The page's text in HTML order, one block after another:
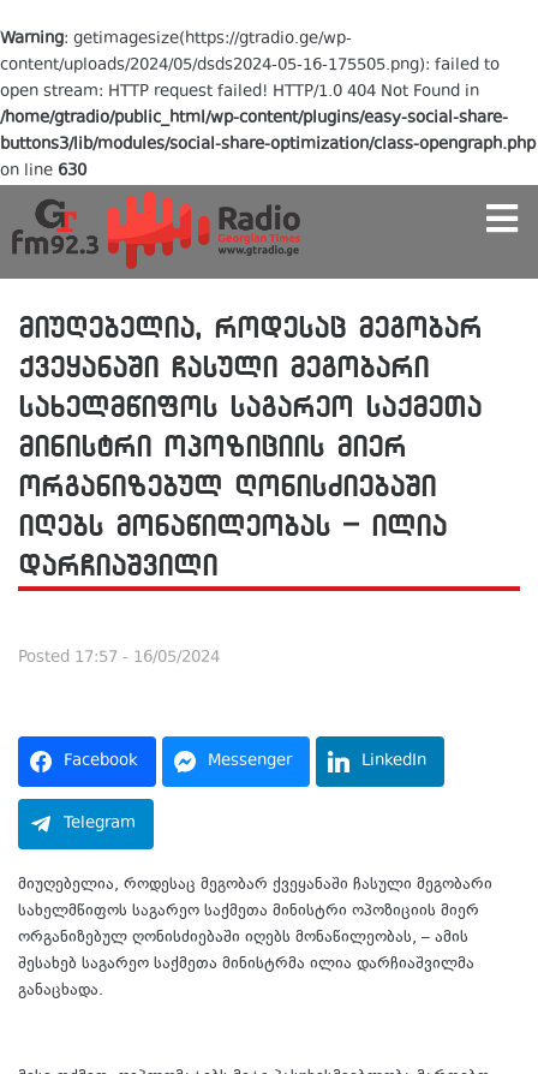
Warning: getimagesize(https://gtradio.ge/wp-
content/uploads/2024/05/dsds2024-05-16-175505.png): failed to
open stream: HTTP request failed! HTTP/1.0 404 Not Found in
/home/gtradio/public_html/wp-content/plugins/easy-social-share-
buttons3/lib/modules/social-share-optimization/class-opengraph.php
on line 630
მიუღებელია, როდესაც მეგობარ
ქვეყანაში ჩასული მეგობარი
სახელმწიფოს საგარეო საქმეთა
მინისტრი ოპოზიციის მიერ
ორგანიზებულ ღონისძიებაში
იღებს მონაწილეობას – ილია
დარჩიაშვილი
Posted 17:57 - 16/05/2024
Facebook Messenger LinkedIn
Telegram
მიუღებელია, როდესაც მეგობარ ქვეყანაში ჩასული მეგობარი
სახელმწიფოს საგარეო საქმეთა მინისტრი ოპოზიციის მიერ
ორგანიზებულ ღონისძიებაში იღებს მონაწილეობას, – ამის
შესახებ საგარეო საქმეთა მინისტრმა ილია დარჩიაშვილმა
განაცხადა.